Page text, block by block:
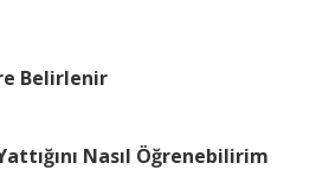
Belirlenir
Nasıl Öğrenebilirim